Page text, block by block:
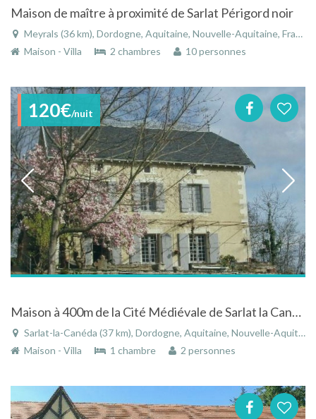
Maison de maître à proximité de Sarlat Périgord noir
Meyrals (36 km), Dordogne, Aquitaine, Nouvelle-Aquitaine, France
Maison - Villa
2 chambres 10 personnes
120€/nuit
Maison à 400m de la Cité Médiévale de Sarlat la Canéda
Sarlat-la-Canéda (37 km), Dordogne, Aquitaine, Nouvelle-Aquitaine, France
Maison - Villa
1 chambre 2 personnes